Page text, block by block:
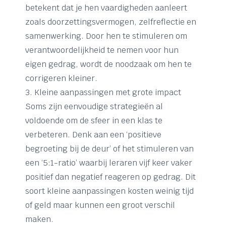
betekent dat je hen vaardigheden aanleert
zoals doorzettingsvermogen, zelfreflectie en
samenwerking. Door hen te stimuleren om
verantwoordelijkheid te nemen voor hun
eigen gedrag, wordt de noodzaak om hen te
corrigeren kleiner.
3. Kleine aanpassingen met grote impact
Soms zijn eenvoudige strategieën al
voldoende om de sfeer in een klas te
verbeteren. Denk aan een ‘positieve
begroeting bij de deur’ of het stimuleren van
een ‘5:1-ratio’ waarbij leraren vijf keer vaker
positief dan negatief reageren op gedrag. Dit
soort kleine aanpassingen kosten weinig tijd
of geld maar kunnen een groot verschil
maken.